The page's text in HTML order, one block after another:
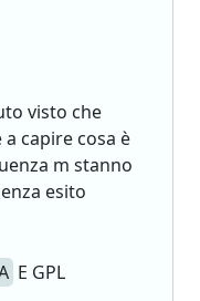
visto che
capire cosa è
m stanno
esito
E GPL